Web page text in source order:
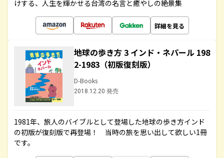
けする、人生を輝かせる台湾の名言と癒やしの絶景集
詳細を見る
地球の歩き方 3 インド・ネパール 198
2-1983（初版復刻版）
D-Books
2018.12.20 発売
1981年、旅人のバイブルとして登場した地球の歩き方インド
の初版が復刻版で再登場！ 当時の旅を思い出して欲しい1冊
です。